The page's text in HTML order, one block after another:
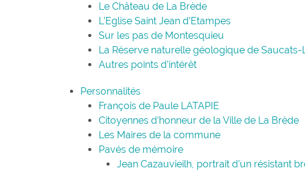
Le Château de La Brède
L’Eglise Saint Jean d’Etampes
Sur les pas de Montesquieu
La Réserve naturelle géologique de Saucats-
Autres points d’intérêt
Personnalités
François de Paule LATAPIE
Citoyennes d’honneur de la Ville de La Brède
Les Maires de la commune
Pavés de mémoire
Jean Cazauvieilh, portrait d’un résistant